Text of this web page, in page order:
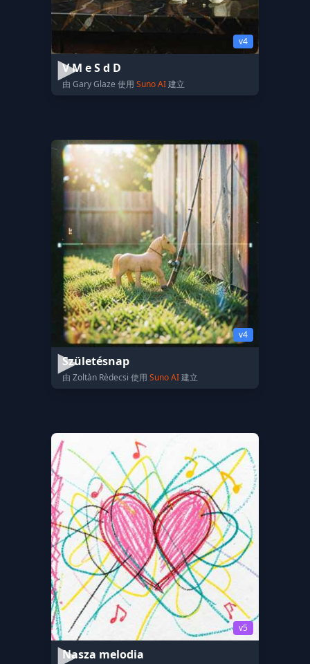
v4
V M e S d D
由 Gary Glaze 使用 Suno AI建立
v4
Születésnap
由 Zoltàn Rèdecsi 使用 Suno AI建立
v5
Nasza melodia